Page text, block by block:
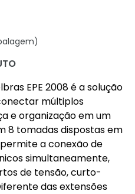
EPE 2008 é a solução
múltiplos
e organização em um
8 tomadas dispostas em
a conexão de
simultaneamente,
de tensão, curto-
das extensões